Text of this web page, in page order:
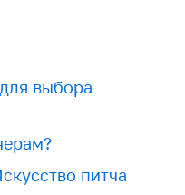
выбора
питча